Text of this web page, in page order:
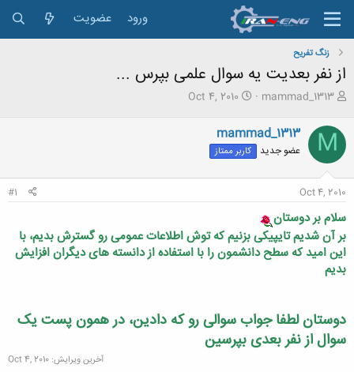
ورود عضویت
زنگ تفريح
از نفر بعدیت یه سوال علمی بپرس ...
ش
و
ع
ک
ن
ن
د
ه
م
و
ض
و
ع
mammad_1313
ت
ی
خ
ر
Oct 4, 2010
M
mammad_1313
عضو جدید کاربر ممتاز
Oct 4, 2010
#1
سلام بر دوستان
بر آن شدیم تایپیکی بزنیم که توش اطلاعات عمومی رو گسترش بدیم، با
این امید که سطح دانشمون را با استفاده از دانسته های دیگران افزایش
بدیم
دوستان لطفا جواب سوالی رو که دادین، در همون پست یک
سوال از نفر بعدی بپرسین
آخرین ویرایش: Oct 4, 2010